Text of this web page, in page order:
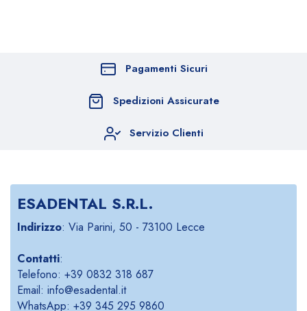
Pagamenti Sicuri
Spedizioni Assicurate
Servizio Clienti
ESADENTAL S.R.L.
Indirizzo: Via Parini, 50 - 73100 Lecce
Contatti:
Telefono: +39 0832 318 687
Email: info@esadental.it
WhatsApp: +39 345 295 9860